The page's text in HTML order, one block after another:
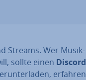
Streams. Wer Mu­sik­
sollte einen Discord
erfahren